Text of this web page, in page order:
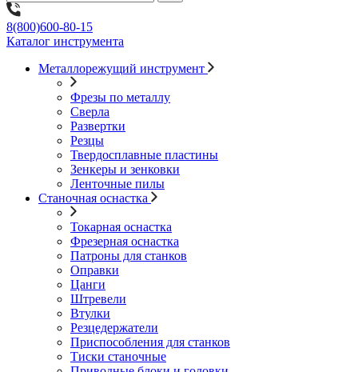
8(800)600-80-15
Каталог инструмента
Металлорежущий инструмент
Фрезы по металлу
Сверла
Развертки
Резцы
Твердосплавные пластины
Зенкеры и зенковки
Ленточные пилы
Станочная оснастка
Токарная оснастка
Фрезерная оснастка
Патроны для станков
Оправки
Цанги
Штревели
Втулки
Резцедержатели
Приспособления для станков
Тиски станочные